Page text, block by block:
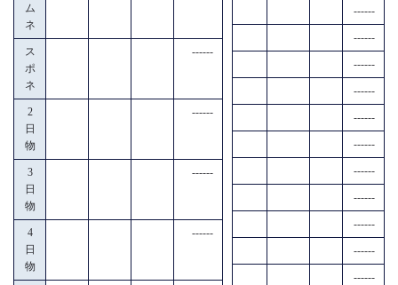
ム
ネ
ス
ポ
ネ
------
2
日
物
------
3
日
物
------
4
日
物
------
------
------
------
------
------
------
------
------
------
------
------